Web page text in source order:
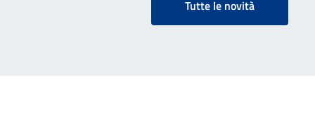
Tutte le novità